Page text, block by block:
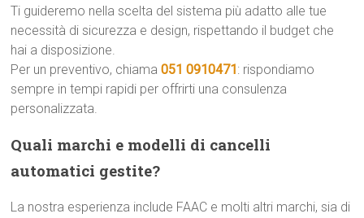
Ti guideremo nella scelta del sistema più adatto alle tue
necessità di sicurezza e design, rispettando il budget che
hai a disposizione.
Per un preventivo, chiama051 0910471: rispondiamo
sempre in tempi rapidi per offrirti una consulenza
personalizzata.
Quali marchi e modelli di cancelli
automatici gestite?
La nostra esperienza include FAAC e molti altri marchi, sia di